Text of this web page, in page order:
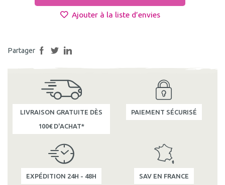
Ajouter à la liste d’envies
Partager
LIVRAISON GRATUITE DÈS
100€ D'ACHAT*
PAIEMENT SÉCURISÉ
EXPÉDITION 24H - 48H SAV EN FRANCE